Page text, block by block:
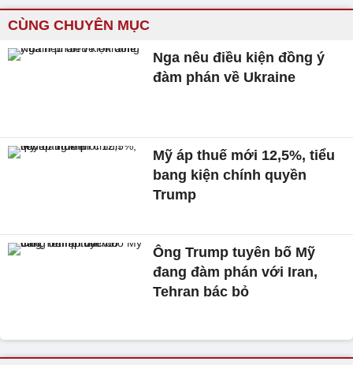
CÙNG CHUYÊN MỤC
Nga nêu điều kiện đồng ý
đàm phán về Ukraine
Mỹ áp thuế mới 12,5%, tiểu
bang kiện chính quyền
Trump
Ông Trump tuyên bố Mỹ
đang đàm phán với Iran,
Tehran bác bỏ